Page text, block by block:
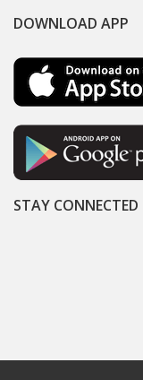
DOWNLOAD APP
STAY CONNECTED